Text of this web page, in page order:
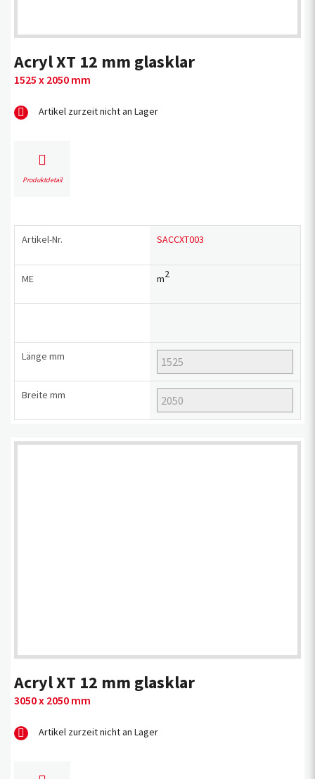
Acryl XT 12 mm glasklar
1525 x 2050 mm
Artikel zurzeit nicht an Lager
Produktdetail
Artikel-Nr.
ME
Länge mm
Breite mm
SACCXT003
m2
Acryl XT 12 mm glasklar
3050 x 2050 mm
Artikel zurzeit nicht an Lager